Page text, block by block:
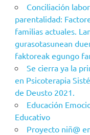
Conciliación
parentalidad:
familias actuales.
gurasotasunean
faktoreak egungo
Se cierra ya la
en Psicoterapia
de Deusto 2021.
Educación
Educativo
Proyecto niñ@